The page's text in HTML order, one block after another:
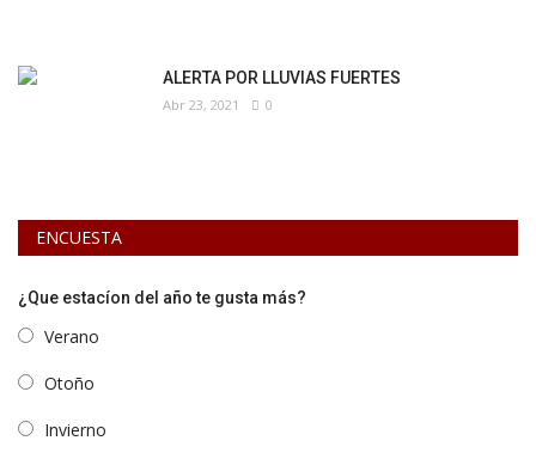
ALERTA POR LLUVIAS FUERTES
Abr 23, 2021 0
ENCUESTA
¿Que estacíon del año te gusta más?
Verano
Otoño
Invierno